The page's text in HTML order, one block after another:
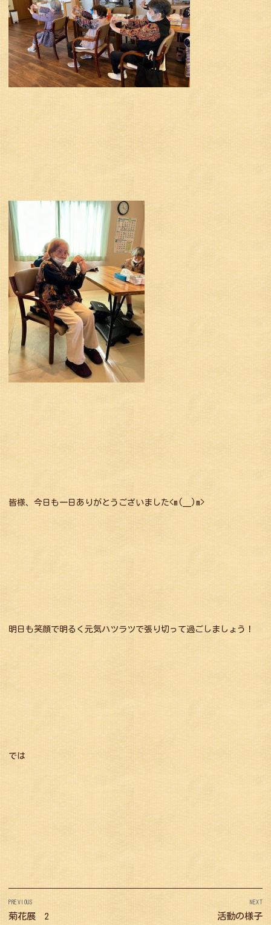
皆様、今日も一日ありがとうございました<m(__)m>
明日も笑顔で明るく元気ハツラツで張り切って過ごしましょう！
では
投
稿
PREVIOUS
Previous
菊花展 2
NEXT
Next
活動の様子